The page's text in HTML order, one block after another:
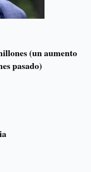
(un aumento
pasado)